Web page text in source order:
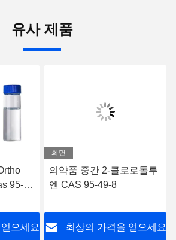
유사 제품
95-
으세요
화면
의약품 중간 2-클로로톨루
엔 CAS 95-49-8
최상의 가격을 얻으세요